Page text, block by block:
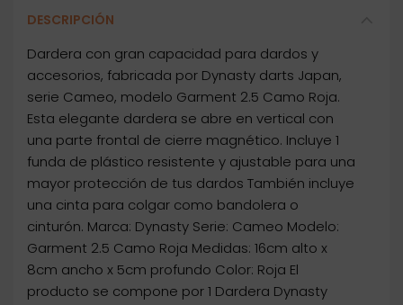
DESCRIPCIÓN
Dardera con gran capacidad para dardos y
accesorios, fabricada por Dynasty darts Japan,
serie Cameo, modelo Garment 2.5 Camo Roja.
Esta elegante dardera se abre en vertical con
una parte frontal de cierre magnético. Incluye 1
funda de plástico resistente y ajustable para una
mayor protección de tus dardos También incluye
una cinta para colgar como bandolera o
cinturón. Marca: Dynasty Serie: Cameo Modelo:
Garment 2.5 Camo Roja Medidas: 16cm alto x
8cm ancho x 5cm profundo Color: Roja El
producto se compone por 1 Dardera Dynasty